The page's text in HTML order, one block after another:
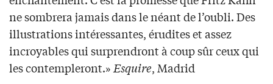
ne sombrera jamais dans le néant de l’oubli. Des
illustrations intéressantes, érudites et assez
incroyables qui surprendront à coup sûr ceux qui
les contempleront.» Esquire, Madrid